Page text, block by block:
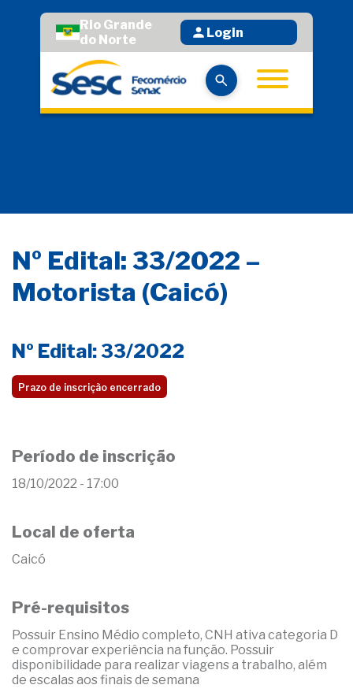
Rio Grande
do Norte
Login
Nº Edital: 33/2022 –
Motorista (Caicó)
Nº Edital: 33/2022
Prazo de inscrição encerrado
Período de inscrição
18/10/2022 - 17:00
Local de oferta
Caicó
Pré-requisitos
Possuir Ensino Médio completo, CNH ativa categoria D
e comprovar experiência na função. Possuir
disponibilidade para realizar viagens a trabalho, além
de escalas aos finais de semana